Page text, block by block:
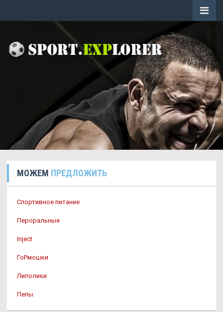
МОЖЕМ ПРЕДЛОЖИТЬ
Спортивное питание
Пероральные
Inject
ГоРмошки
Липолики
Пепы